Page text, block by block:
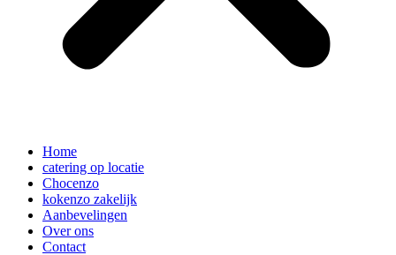
Home
catering op locatie
Chocenzo
kokenzo zakelijk
Aanbevelingen
Over ons
Contact